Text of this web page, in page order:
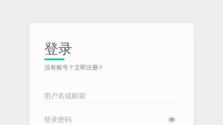
登录
没有账号？立即注册
用户名或邮箱
登录密码